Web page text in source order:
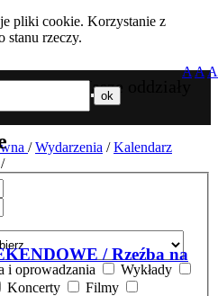
pliki cookie. Korzystanie z
stanu rzeczy.
Nasze oddziały
/ Rzeźba na
AAA
/ Wydarzenia /Kalendarz
/
i oprowadzania
Wykłady
Koncerty
Filmy